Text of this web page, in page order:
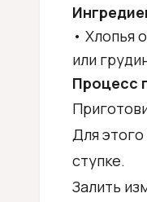
• Хлопья
или
Процесс
Для
ступке.
Залить